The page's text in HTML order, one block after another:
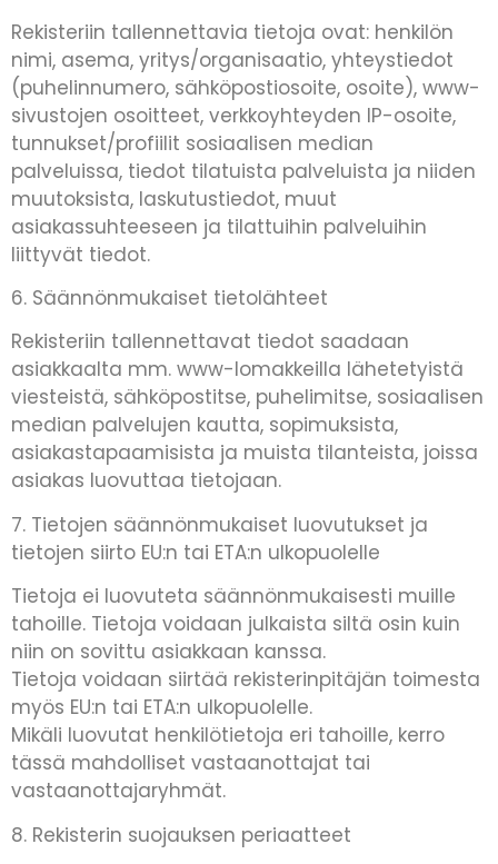
Rekisteriin tallennettavia tietoja ovat: henkilön
nimi, asema, yritys/organisaatio, yhteystiedot
(puhelinnumero, sähköpostiosoite, osoite), www-
sivustojen osoitteet, verkkoyhteyden IP-osoite,
tunnukset/profiilit sosiaalisen median
palveluissa, tiedot tilatuista palveluista ja niiden
muutoksista, laskutustiedot, muut
asiakassuhteeseen ja tilattuihin palveluihin
liittyvät tiedot.
6. Säännönmukaiset tietolähteet
Rekisteriin tallennettavat tiedot saadaan
asiakkaalta mm. www-lomakkeilla lähetetyistä
viesteistä, sähköpostitse, puhelimitse, sosiaalisen
median palvelujen kautta, sopimuksista,
asiakastapaamisista ja muista tilanteista, joissa
asiakas luovuttaa tietojaan.
7. Tietojen säännönmukaiset luovutukset ja
tietojen siirto EU:n tai ETA:n ulkopuolelle
Tietoja ei luovuteta säännönmukaisesti muille
tahoille. Tietoja voidaan julkaista siltä osin kuin
niin on sovittu asiakkaan kanssa.
Tietoja voidaan siirtää rekisterinpitäjän toimesta
myös EU:n tai ETA:n ulkopuolelle.
Mikäli luovutat henkilötietoja eri tahoille, kerro
tässä mahdolliset vastaanottajat tai
vastaanottajaryhmät.
8. Rekisterin suojauksen periaatteet